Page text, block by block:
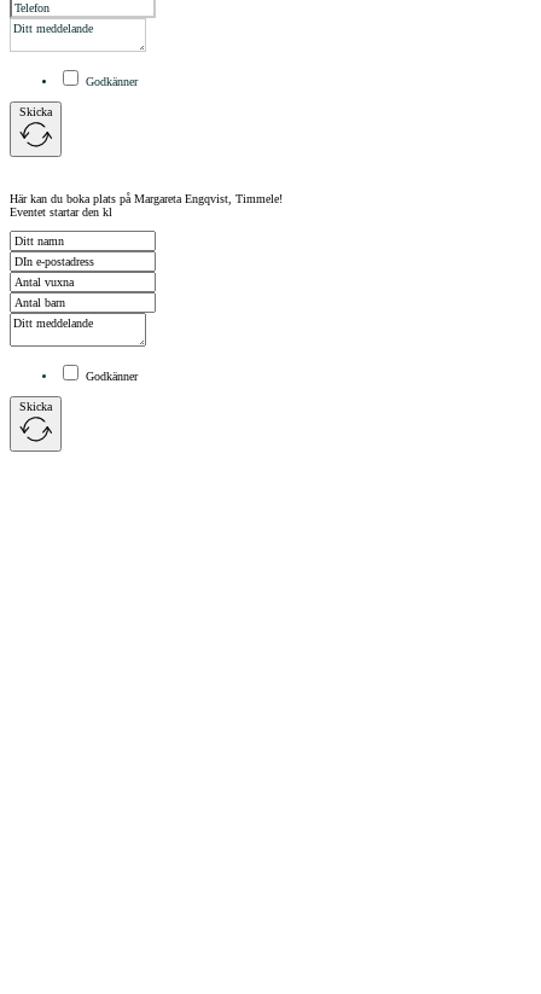
Godkänner
Skicka
Här kan du boka plats på Margareta Engqvist, Timmele!
Eventet startar den kl
Godkänner
Skicka